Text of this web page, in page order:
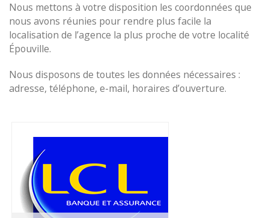
Nous mettons à votre disposition les coordonnées que
nous avons réunies pour rendre plus facile la
localisation de l’agence la plus proche de votre localité
Épouville.
Nous disposons de toutes les données nécessaires :
adresse, téléphone, e-mail, horaires d’ouverture.